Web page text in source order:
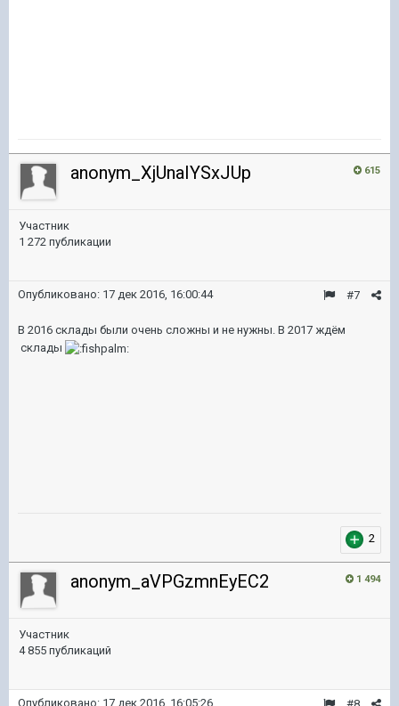
615
anonym_XjUnaIYSxJUp
Участник
1 272 публикации
#7
Опубликовано: 17 дек 2016, 16:00:44
В 2016 склады были очень сложны и не нужны. В 2017 ждём
склады
2
1 494
anonym_aVPGzmnEyEC2
Участник
4 855 публикаций
Опубликовано: 17 дек 2016, 16:05:26